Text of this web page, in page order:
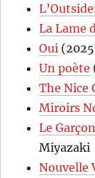
La Lame
Oui
Un poète
The Nice
Miroirs
Le
Miyazaki
Nouvelle